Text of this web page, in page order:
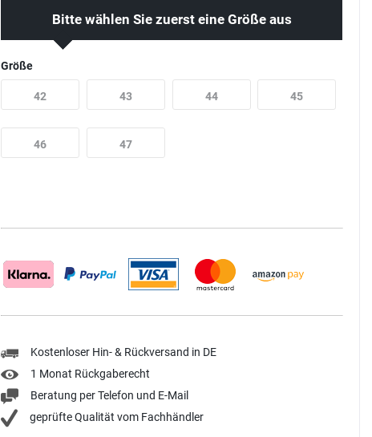
Bitte wählen Sie zuerst eine Größe aus
Größe
42 43 44 45
46 47
Kostenloser Hin- & Rückversand in DE
1 Monat Rückgaberecht
Beratung per Telefon und E-Mail
geprüfte Qualität vom Fachhändler